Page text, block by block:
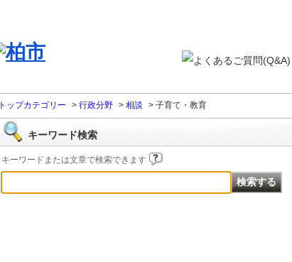
トップカテゴリー > 行政分野 > 相談 > 子育て・教育
キーワード検索
キーワードまたは文章で検索できます